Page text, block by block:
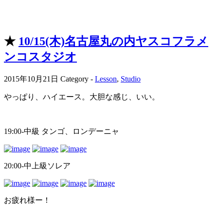
★ 10/15(木)名古屋丸の内ヤスコフラメ
ンコスタジオ
2015年10月21日 Category - Lesson, Studio
やっぱり、ハイエース。大胆な感じ、いい。
19:00-中級 タンゴ、ロンデーニャ
20:00-中上級ソレア
お疲れ様ー！